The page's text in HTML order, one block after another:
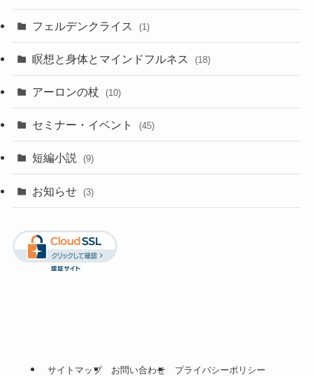
フェルデンクライス (1)
瞑想と身体とマインドフルネス (18)
アーロンの杖 (10)
セミナー・イベント (45)
短編小説 (9)
お知らせ (3)
サイトマップ お問い合わせ プライバシーポリシー